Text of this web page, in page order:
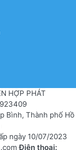
HỢP PHÁT
Bình, Thành phố Hồ
ngày 10/07/2023
Điện thoại: